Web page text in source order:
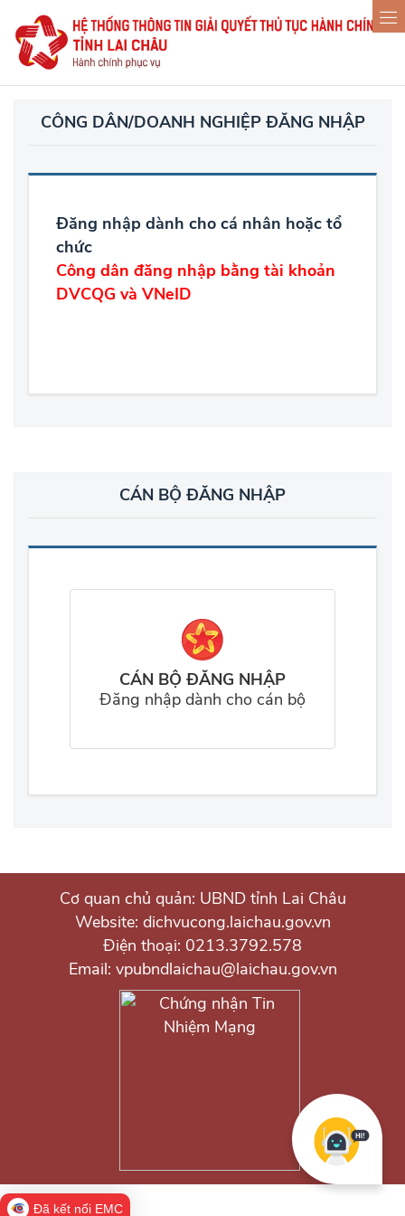
CÔNG DÂN/DOANH NGHIỆP ĐĂNG NHẬP
Đăng nhập dành cho cá nhân hoặc tổ
chức
Công dân đăng nhập bằng tài khoản
DVCQG và VNeID
CÁN BỘ ĐĂNG NHẬP
CÁN BỘ ĐĂNG NHẬP
Đăng nhập dành cho cán bộ
Cơ quan chủ quản: UBND tỉnh Lai Châu
Website: dichvucong.laichau.gov.vn
Điện thoại: 0213.3792.578
Email: vpubndlaichau@laichau.gov.vn
Đã kết nối EMC